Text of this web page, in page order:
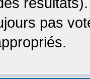
pas